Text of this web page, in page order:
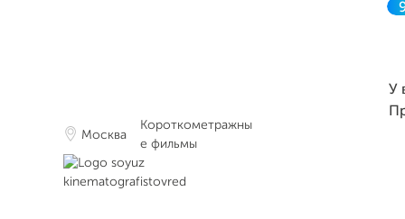
Москва
Короткометражны
е фильмы
У